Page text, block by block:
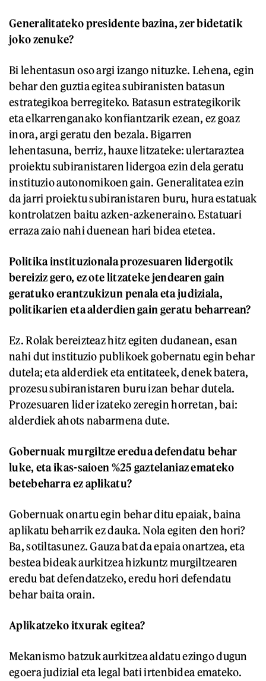
Generalitateko presidente bazina, zer bidetatik
joko zenuke?
Bi lehentasun oso argi izango nituzke. Lehena, egin
behar den guztia egitea subiranisten batasun
estrategikoa berregiteko. Batasun estrategikorik
eta elkarrenganako konfiantzarik ezean, ez goaz
inora, argi geratu den bezala. Bigarren
lehentasuna, berriz, hauxe litzateke: ulertaraztea
proiektu subiranistaren lidergoa ezin dela geratu
instituzio autonomikoen gain. Generalitatea ezin
da jarri proiektu subiranistaren buru, hura estatuak
kontrolatzen baitu azken-azkeneraino. Estatuari
erraza zaio nahi duenean hari bidea etetea.
Politika instituzionala prozesuaren lidergotik
bereiziz gero, ez ote litzateke jendearen gain
geratuko erantzukizun penala eta judiziala,
politikarien eta alderdien gain geratu beharrean?
Ez. Rolak bereizteaz hitz egiten dudanean, esan
nahi dut instituzio publikoek gobernatu egin behar
dutela; eta alderdiek eta entitateek, denek batera,
prozesu subiranistaren buru izan behar dutela.
Prozesuaren lider izateko zeregin horretan, bai:
alderdiek ahots nabarmena dute.
Gobernuak murgiltze eredua defendatu behar
luke, eta ikas-saioen %25 gaztelaniaz emateko
betebeharra ez aplikatu?
Gobernuak onartu egin behar ditu epaiak, baina
aplikatu beharrik ez dauka. Nola egiten den hori?
Ba, sotiltasunez. Gauza bat da epaia onartzea, eta
bestea bideak aurkitzea hizkuntz murgiltzearen
eredu bat defendatzeko, eredu hori defendatu
behar baita orain.
Aplikatzeko itxurak egitea?
Mekanismo batzuk aurkitzea aldatu ezingo dugun
egoera judizial eta legal bati irtenbidea emateko.